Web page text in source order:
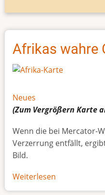
Afrikas wahre
Neues
(Zum Vergrößern Karte
Wenn die bei Mercator-
Verzerrung entfällt,
Bild.
Weiterlesen
Afrikas